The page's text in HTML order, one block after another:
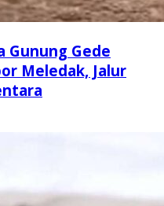
Gunung Gede
Meledak, Jalur